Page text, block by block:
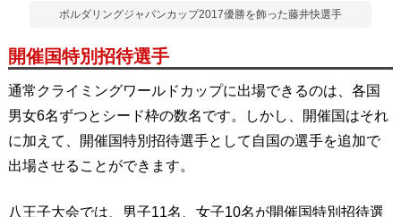
ボルダリングジャパンカップ2017優勝を飾った藤井快選手
開催国特別招待選手
通常クライミングワールドカップに出場できるのは、各国
男女6名ずつとシード枠の数名です。しかし、開催国はそれ
に加えて、開催国特別招待選手として自国の選手を追加で
出場させることができます。
八王子大会では、男子11名、女子10名が開催国特別招待選